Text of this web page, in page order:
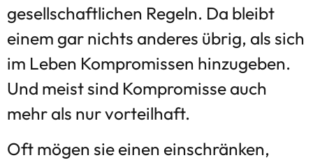
gesellschaftlichen Regeln. Da bleibt
einem gar nichts anderes übrig, als sich
im Leben Kompromissen hinzugeben.
Und meist sind Kompromisse auch
mehr als nur vorteilhaft.
Oft mögen sie einen einschränken,